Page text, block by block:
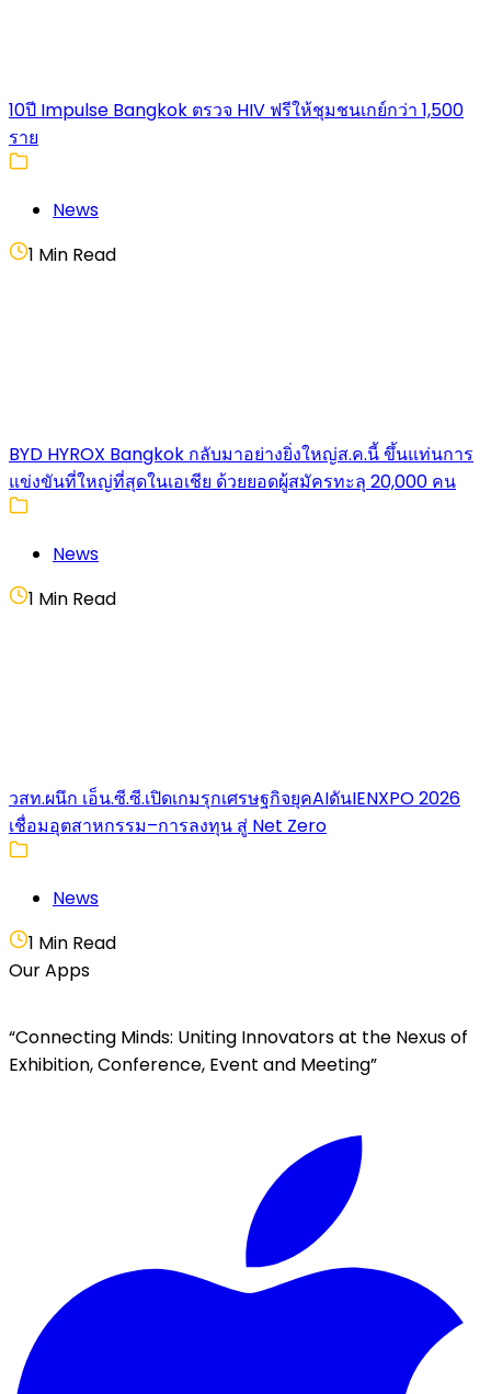
10ปี Impulse Bangkok ตรวจ HIV ฟรีให้ชุมชนเกย์กว่า 1,500
ราย
News
1 Min Read
BYD HYROX Bangkok กลับมาอย่างยิ่งใหญ่ส.ค.นี้ ขึ้นแท่นการ
แข่งขันที่ใหญ่ที่สุดในเอเชีย ด้วยยอดผู้สมัครทะลุ 20,000 คน
News
1 Min Read
วสท.ผนึก เอ็น.ซี.ซี.เปิดเกมรุกเศรษฐกิจยุคAIดันIENXPO 2026
เชื่อมอุตสาหกรรม–การลงทุน สู่ Net Zero
News
1 Min Read
Our Apps
“Connecting Minds: Uniting Innovators at the Nexus of
Exhibition, Conference, Event and Meeting”